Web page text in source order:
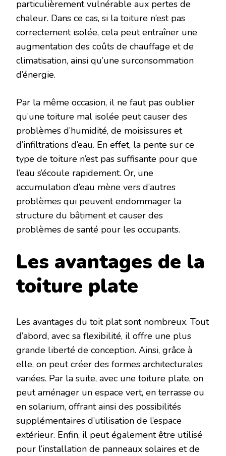
particulièrement vulnérable aux pertes de
chaleur. Dans ce cas, si la toiture n’est pas
correctement isolée, cela peut entraîner une
augmentation des coûts de chauffage et de
climatisation, ainsi qu’une surconsommation
d’énergie.
Par la même occasion, il ne faut pas oublier
qu’une toiture mal isolée peut causer des
problèmes d’humidité, de moisissures et
d’infiltrations d’eau. En effet, la pente sur ce
type de toiture n’est pas suffisante pour que
l’eau s’écoule rapidement. Or, une
accumulation d’eau mène vers d’autres
problèmes qui peuvent endommager la
structure du bâtiment et causer des
problèmes de santé pour les occupants.
Les avantages de la
toiture plate
Les avantages du toit plat sont nombreux. Tout
d’abord, avec sa flexibilité, il offre une plus
grande liberté de conception. Ainsi, grâce à
elle, on peut créer des formes architecturales
variées. Par la suite, avec une toiture plate, on
peut aménager un espace vert, en terrasse ou
en solarium, offrant ainsi des possibilités
supplémentaires d’utilisation de l’espace
extérieur. Enfin, il peut également être utilisé
pour l’installation de panneaux solaires et de